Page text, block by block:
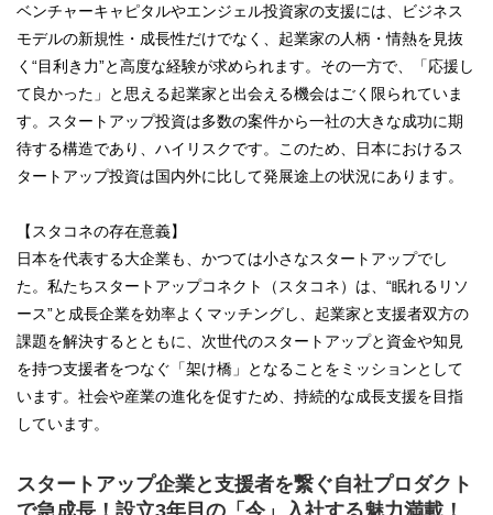
ベンチャーキャピタルやエンジェル投資家の支援には、ビジネス
モデルの新規性・成長性だけでなく、起業家の人柄・情熱を見抜
く“目利き力”と高度な経験が求められます。その一方で、「応援し
て良かった」と思える起業家と出会える機会はごく限られていま
す。スタートアップ投資は多数の案件から一社の大きな成功に期
待する構造であり、ハイリスクです。このため、日本におけるス
タートアップ投資は国内外に比して発展途上の状況にあります。
【スタコネの存在意義】
日本を代表する大企業も、かつては小さなスタートアップでし
た。私たちスタートアップコネクト（スタコネ）は、“眠れるリソ
ース”と成長企業を効率よくマッチングし、起業家と支援者双方の
課題を解決するとともに、次世代のスタートアップと資金や知見
を持つ支援者をつなぐ「架け橋」となることをミッションとして
います。社会や産業の進化を促すため、持続的な成長支援を目指
しています。
スタートアップ企業と支援者を繋ぐ自社プロダクト